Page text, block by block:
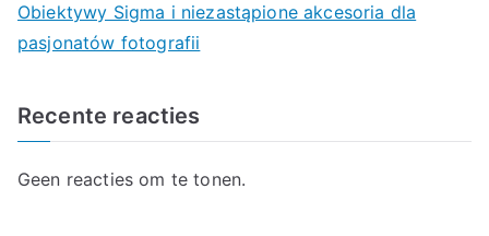
Obiektywy Sigma i niezastąpione akcesoria dla
pasjonatów fotografii
Recente reacties
Geen reacties om te tonen.